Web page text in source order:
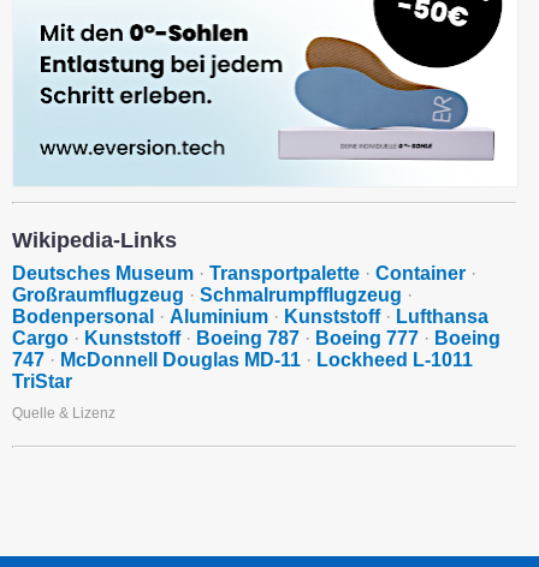
Wikipedia-Links
Deutsches Museum · Transportpalette · Container ·
Großraumflugzeug · Schmalrumpfflugzeug ·
Bodenpersonal · Aluminium · Kunststoff· Lufthansa
Cargo · Kunststoff· Boeing 787 · Boeing 777 · Boeing
747 · McDonnell Douglas MD-11 · Lockheed L-1011
TriStar
Quelle & Lizenz